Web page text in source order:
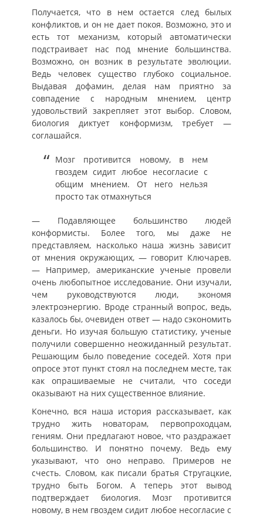
Получается, что в нем остается след былых
конфликтов, и он не дает покоя. Возможно, это и
есть тот механизм, который автоматически
подстраивает нас под мнение большинства.
Возможно, он возник в результате эволюции.
Ведь человек существо глубоко социальное.
Выдавая дофамин, делая нам приятно за
совпадение с народным мнением, центр
удовольствий закрепляет этот выбор. Словом,
биология диктует конформизм, требует —
соглашайся.
Мозг противится новому, в нем
гвоздем сидит любое несогласие с
общим мнением. От него нельзя
просто так отмахнуться
— Подавляющее большинство людей
конформисты. Более того, мы даже не
представляем, насколько наша жизнь зависит
от мнения окружающих, — говорит Ключарев.
— Например, американские ученые провели
очень любопытное исследование. Они изучали,
чем руководствуются люди, экономя
электроэнергию. Вроде странный вопрос, ведь,
казалось бы, очевиден ответ — надо сэкономить
деньги. Но изучая большую статистику, ученые
получили совершенно неожиданный результат.
Решающим было поведение соседей. Хотя при
опросе этот пункт стоял на последнем месте, так
как опрашиваемые не считали, что соседи
оказывают на них существенное влияние.
Конечно, вся наша история рассказывает, как
трудно жить новаторам, первопроходцам,
гениям. Они предлагают новое, что раздражает
большинство. И понятно почему. Ведь ему
указывают, что оно неправо. Примеров не
счесть. Словом, как писали братья Стругацкие,
трудно быть Богом. А теперь этот вывод
подтверждает биология. Мозг противится
новому, в нем гвоздем сидит любое несогласие с